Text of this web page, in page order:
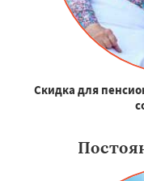
Скидка для